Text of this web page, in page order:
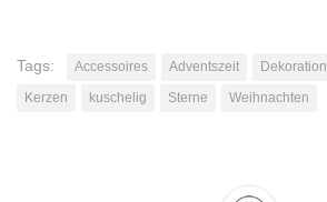
Tags: Accessoires Adventszeit Dekoration
Kerzen
kuschelig Sterne Weihnachten